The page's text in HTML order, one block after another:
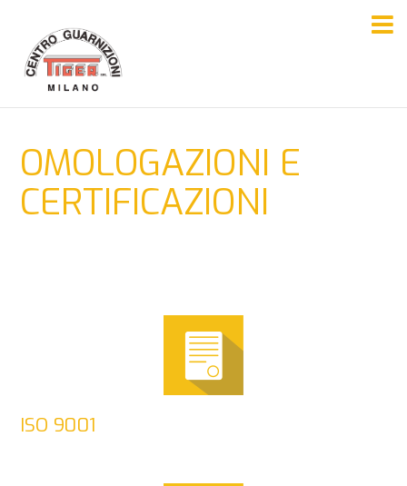
OMOLOGAZIONI E
CERTIFICAZIONI
ISO 9001